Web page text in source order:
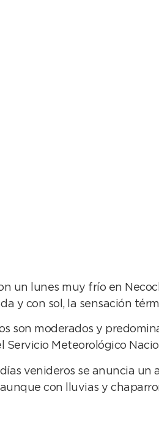
un lunes muy frío en
y con sol, la sensación
son moderados y
Servicio Meteorológico
venideros se anuncia un
con lluvias y